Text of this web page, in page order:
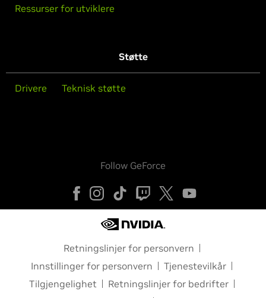
Ressurser for utviklere
Støtte
Drivere Teknisk støtte
Follow GeForce
Retningslinjer for personvern
Innstillinger for personvern
Tjenestevilkår
Tilgjengelighet
Retningslinjer for bedrifter